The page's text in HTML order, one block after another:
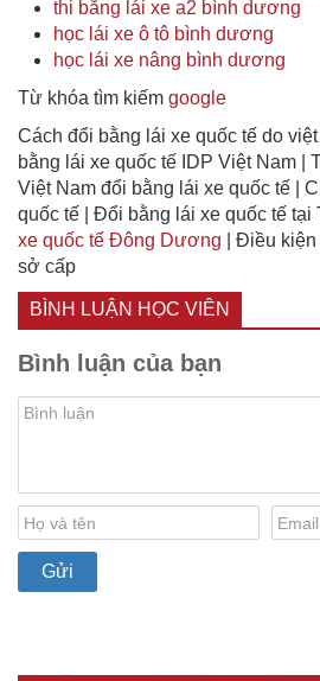
thi bằng lái xe a2 bình dương
học lái xe ô tô bình dương
học lái xe nâng bình dương
Từ khóa tìm kiếm google
Cách đổi bằng lái xe quốc tế do
bằng lái xe quốc tế IDP Việt Nam |
Việt Nam đổi bằng lái xe quốc tế |
quốc tế | Đổi bằng lái xe quốc tế tại
xe quốc tế Đông Dương | Điều
sở cấp
BÌNH LUẬN HỌC VIÊN
Bình luận của bạn